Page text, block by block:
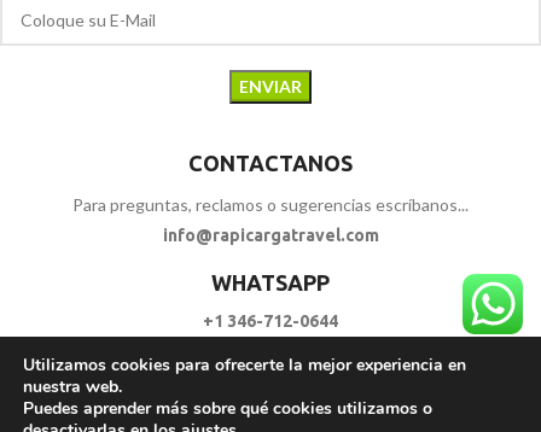
CONTACTANOS
Para preguntas, reclamos o sugerencias escríbanos...
info@rapicargatravel.com
WHATSAPP
+1 346-712-0644
SIGUENOS
Utilizamos cookies para ofrecerte la mejor experiencia en
nuestra web.
Puedes aprender más sobre qué cookies utilizamos o